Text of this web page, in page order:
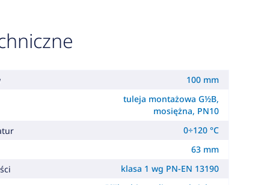
100 mm
tuleja montażowa G½B,
mosiężna, PN10
0÷120 °C
63 mm
klasa 1 wg PN-EN 13190